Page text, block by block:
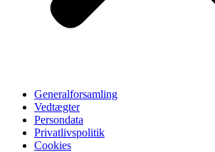
Generalforsamling
Vedtægter
Persondata
Privatlivspolitik
Cookies